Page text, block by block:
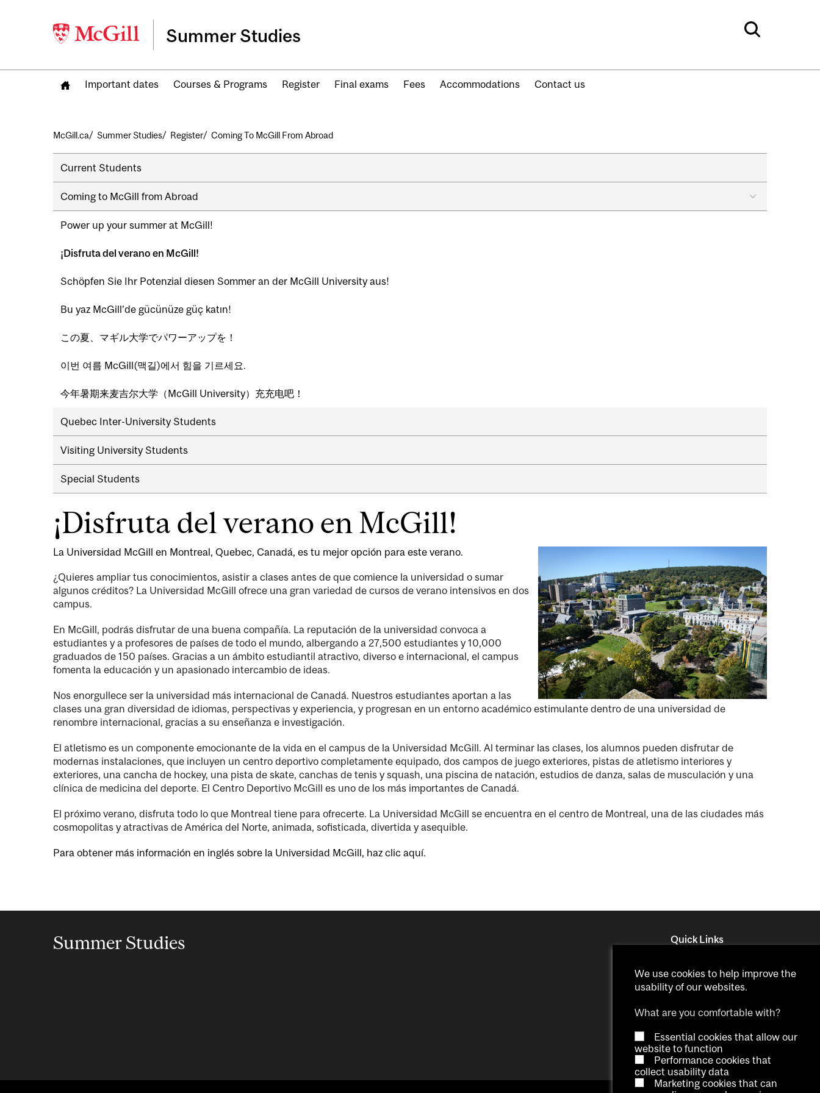
Summer Studies
Important dates Courses & Programs Register Final exams Fees Accommodations Contact us
Breadcrumb
McGill.ca Summer Studies Register Coming To McGill From Abroad
Secondary
navigation
Current Students
Coming to McGill from Abroad
Power up your summer at McGill!
¡Disfruta del verano en McGill!
Schöpfen Sie Ihr Potenzial diesen Sommer an der McGill University aus!
Bu yaz McGill’de gücünüze güç katın!
この夏、マギル大学でパワーアップを！
이번 여름 McGill(맥길)에서 힘을 기르세요.
今年暑期来麦吉尔大学（McGill University）充充电吧！
Quebec Inter-University Students
Visiting University Students
Special Students
¡Disfruta del verano en McGill!
La Universidad McGill en Montreal, Quebec, Canadá, es tu mejor opción para este verano.
¿Quieres ampliar tus conocimientos, asistir a clases antes de que comience la universidad o sumar
algunos créditos? La Universidad McGill ofrece una gran variedad de cursos de verano intensivos en dos
campus.
En McGill, podrás disfrutar de una buena compañía. La reputación de la universidad convoca a
estudiantes y a profesores de países de todo el mundo, albergando a 27,500 estudiantes y 10,000
graduados de 150 países. Gracias a un ámbito estudiantil atractivo, diverso e internacional, el campus
fomenta la educación y un apasionado intercambio de ideas.
Nos enorgullece ser la universidad más internacional de Canadá. Nuestros estudiantes aportan a las
clases una gran diversidad de idiomas, perspectivas y experiencia, y progresan en un entorno académico estimulante dentro de una universidad de
renombre internacional, gracias a su enseñanza e investigación.
El atletismo es un componente emocionante de la vida en el campus de la Universidad McGill. Al terminar las clases, los alumnos pueden disfrutar de
modernas instalaciones, que incluyen un centro deportivo completamente equipado, dos campos de juego exteriores, pistas de atletismo interiores y
exteriores, una cancha de hockey, una pista de skate, canchas de tenis y squash, una piscina de natación, estudios de danza, salas de musculación y una
clínica de medicina del deporte. El Centro Deportivo McGill es uno de los más importantes de Canadá.
El próximo verano, disfruta todo lo que Montreal tiene para ofrecerte. La Universidad McGill se encuentra en el centro de Montreal, una de las ciudades más
cosmopolitas y atractivas de América del Norte, animada, sofisticada, divertida y asequible.
Para obtener más información en inglés sobre la Universidad McGill, haz clic aquí.
Summer Studies Quick Links
Service Point
Student Accounts Office
Legal Documents
We use cookies to help improve the
usability of our websites.
What are you comfortable with?
Essential cookies that allow our
website to function
Performance cookies that
collect usability data
Marketing cookies that can